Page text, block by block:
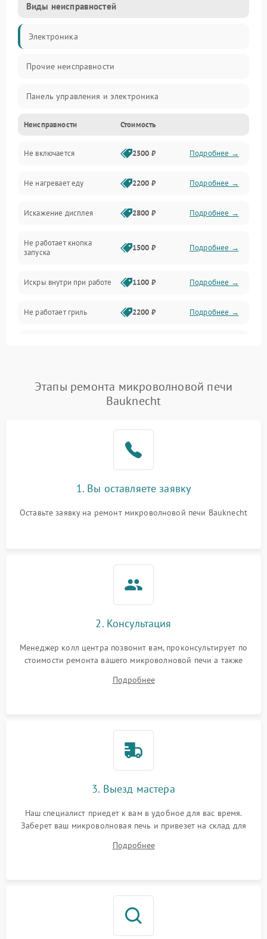
Виды неисправностей
Электроника
Прочие неисправности
Панель управления и электроника
Дверца и корпус
Механика и внутренние элементы
Механические повреждения
Питание и запуск
Нагрев и приготовление
Программное обеспечение
Неисправности Стоимость
Не включается 2500 ₽ Подробнее →
Не нагревает еду 2200 ₽ Подробнее →
Искажение дисплея 2800 ₽ Подробнее →
Не работает кнопка
запуска
1500 ₽ Подробнее →
Искры внутри при работе 1100 ₽ Подробнее →
Не работает гриль 2200 ₽ Подробнее →
Появление запаха гари Подробнее →
2400 ₽ Подробнее →
Не горит подсветка 2000 ₽
Этапы ремонта микроволновой печи
Bauknecht
1. Вы оставляете заявку
Оставьте заявку на ремонт микроволновой печи Bauknecht
2. Консультация
Менеджер колл центра позвонит вам, проконсультирует по
стоимости ремонта вашего микроволновой печи а также
Подробнее
3. Выезд мастера
Наш специалист приедет к вам в удобное для вас время.
Заберет ваш микроволновая печь и привезет на склад для
Подробнее